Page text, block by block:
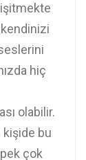
işitmekte
hiç
olabilir.
kişide bu
çok